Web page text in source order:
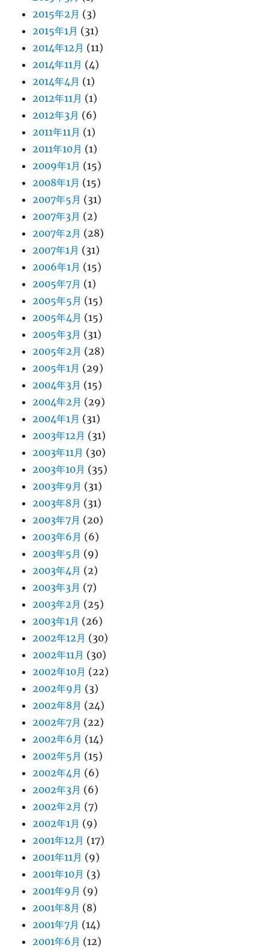
2015年2月 (3)
2015年1月 (31)
2014年12月 (11)
2014年11月 (4)
2014年4月 (1)
2012年11月 (1)
2012年3月 (6)
2011年11月 (1)
2011年10月 (1)
2009年1月 (15)
2008年1月 (15)
2007年5月 (31)
2007年3月 (2)
2007年2月 (28)
2007年1月 (31)
2006年1月 (15)
2005年7月 (1)
2005年5月 (15)
2005年4月 (15)
2005年3月 (31)
2005年2月 (28)
2005年1月 (29)
2004年3月 (15)
2004年2月 (29)
2004年1月 (31)
2003年12月 (31)
2003年11月 (30)
2003年10月 (35)
2003年9月 (31)
2003年8月 (31)
2003年7月 (20)
2003年6月 (6)
2003年5月 (9)
2003年4月 (2)
2003年3月 (7)
2003年2月 (25)
2003年1月 (26)
2002年12月 (30)
2002年11月 (30)
2002年10月 (22)
2002年9月 (3)
2002年8月 (24)
2002年7月 (22)
2002年6月 (14)
2002年5月 (15)
2002年4月 (6)
2002年3月 (6)
2002年2月 (7)
2002年1月 (9)
2001年12月 (17)
2001年11月 (9)
2001年10月 (3)
2001年9月 (9)
2001年8月 (8)
2001年7月 (14)
2001年6月 (12)